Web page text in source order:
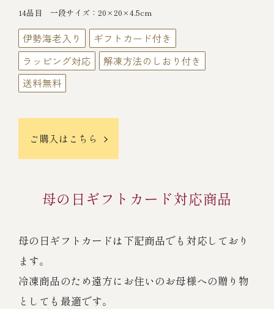
14品目 一段サイズ：20×20×4.5cm
伊勢海老入り
ギフトカード付き
ラッピング対応
解凍方法のしおり付き
送料無料
ご購入はこちら
母の日ギフトカード対応商品
母の日ギフトカードは下記商品でも対応しており
ます。
冷凍商品のため遠方にお住いのお母様への贈り物
としても最適です。